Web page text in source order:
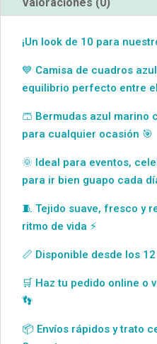
Valoraciones (0)
¡Un look de 10 para
💙 Camisa de cuadros
equilibrio perfecto entre
🩳 Bermudas azul marino
para cualquier ocasión 🎯
🌞 Ideal para eventos,
para ir bien guapo cada
🧵 Tejido suave, fresco y
ritmo de vida ⚡
📏 Disponible desde los
🛒 Haz tu pedido online o
👣
📦 Envíos rápidos y trato